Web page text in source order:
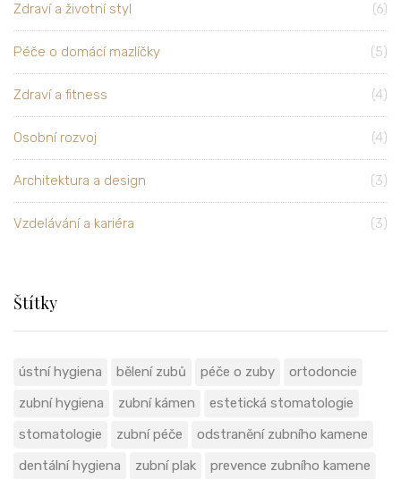
Zdraví a životní styl (6)
Péče o domácí mazlíčky (5)
Zdraví a fitness (4)
Osobní rozvoj (4)
Architektura a design (3)
Vzdelávání a kariéra (3)
Štítky
ústní hygiena bělení zubů péče o zuby
ortodoncie
zubní hygiena
zubní kámen
estetická stomatologie
stomatologie
zubní péče
odstranění zubního kamene
dentální hygiena
zubní plak
prevence zubního kamene